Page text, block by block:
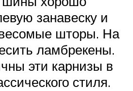
занавеску и
шторы. На
ламбрекены.
эти карнизы в
стиля.